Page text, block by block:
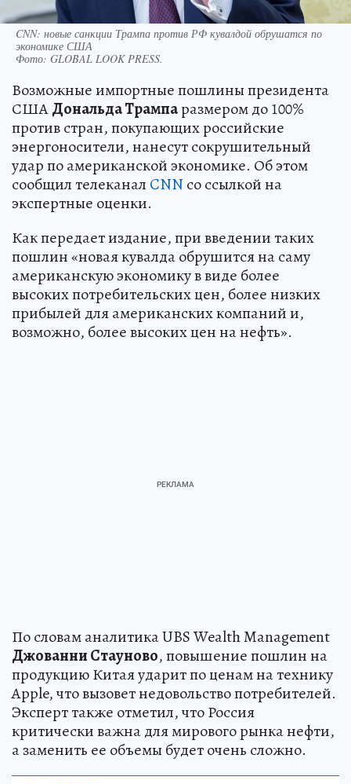
CNN: новые санкции Трампа против РФ кувалдой обрушатся по
экономике США
Фото: GLOBAL LOOK PRESS.
Возможные импортные пошлины президента
СШАДональда Трампаразмером до 100%
против стран, покупающих российские
энергоносители, нанесут сокрушительный
удар по американской экономике. Об этом
сообщил телеканал CNN со ссылкой на
экспертные оценки.
Как передает издание, при введении таких
пошлин «новая кувалда обрушится на саму
американскую экономику в виде более
высоких потребительских цен, более низких
прибылей для американских компаний и,
возможно, более высоких цен на нефть».
По словам аналитика UBS Wealth Management
Джованни Стауново, повышение пошлин на
продукцию Китая ударит по ценам на технику
Apple, что вызовет недовольство потребителей.
Эксперт также отметил, что Россия
критически важна для мирового рынка нефти,
а заменить ее объемы будет очень сложно.